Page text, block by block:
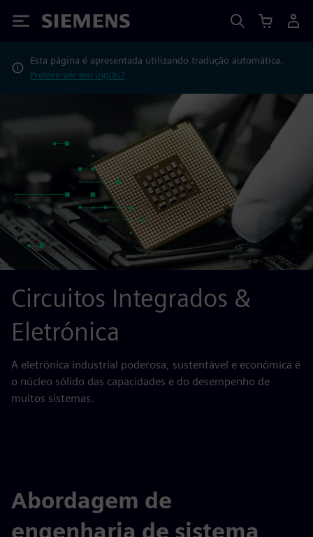
Siemens
Esta página é apresentada utilizando tradução automática.
Prefere ver em inglês?
Circuitos Integrados &
Eletrónica
A eletrónica industrial poderosa, sustentável e económica é
o núcleo sólido das capacidades e do desempenho de
muitos sistemas.
Abordagem de
engenharia de sistema